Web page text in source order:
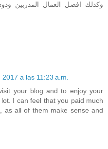
وكذلك افضل العمال المدربين
a las 11:23 a.m.
your blog and to enjoy your
I can feel that you paid much
as all of them make sense and